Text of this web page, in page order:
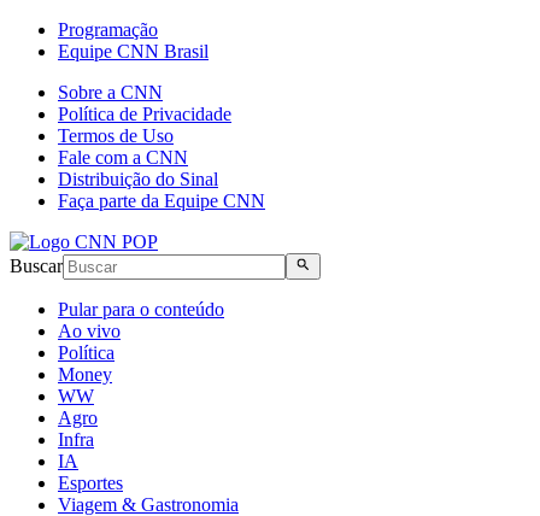
Programação
Equipe CNN Brasil
Sobre a CNN
Política de Privacidade
Termos de Uso
Fale com a CNN
Distribuição do Sinal
Faça parte da Equipe CNN
Buscar
Pular para o conteúdo
Ao vivo
Política
Money
WW
Agro
Infra
IA
Esportes
Viagem & Gastronomia